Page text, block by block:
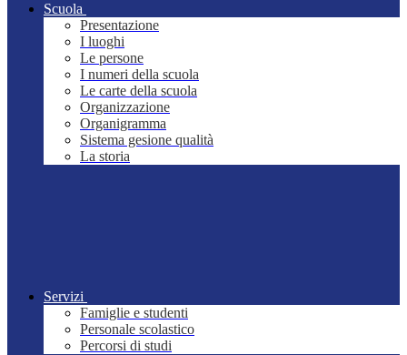
Scuola
Presentazione
I luoghi
Le persone
I numeri della scuola
Le carte della scuola
Organizzazione
Organigramma
Sistema gesione qualità
La storia
Servizi
Famiglie e studenti
Personale scolastico
Percorsi di studi